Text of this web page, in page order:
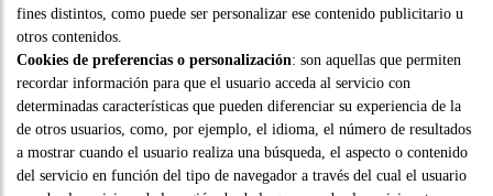
fines distintos, como puede ser personalizar ese contenido publicitario u
otros contenidos.
Cookies de preferencias o personalización: son aquellas que permiten
recordar información para que el usuario acceda al servicio con
determinadas características que pueden diferenciar su experiencia de la
de otros usuarios, como, por ejemplo, el idioma, el número de resultados
a mostrar cuando el usuario realiza una búsqueda, el aspecto o contenido
del servicio en función del tipo de navegador a través del cual el usuario